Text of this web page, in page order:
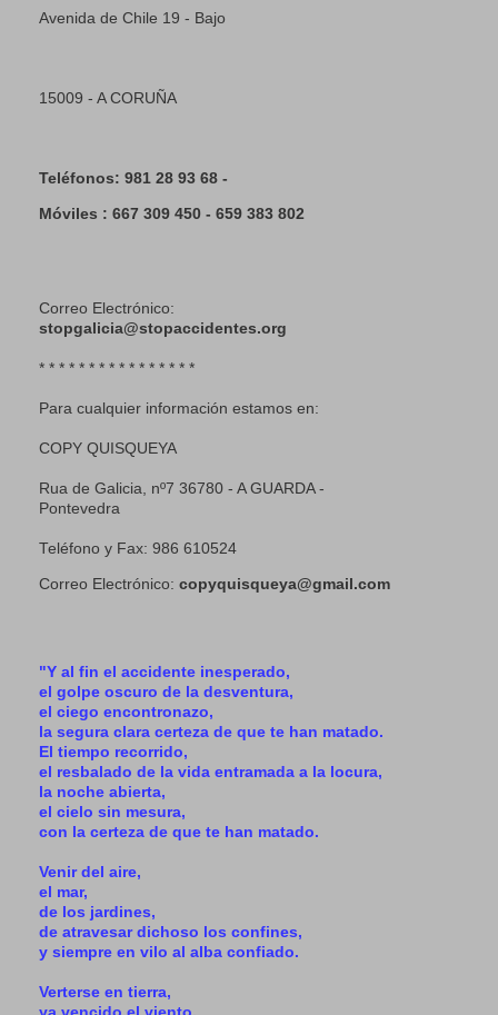
Avenida de Chile 19 - Bajo
15009 - A CORUÑA
Teléfonos: 981 28 93 68 -
Móviles : 667 309 450 - 659 383 802
Correo Electrónico:
stopgalicia@stopaccidentes.org
* * * * * * * * * * * * * * * *
Para cualquier información estamos en:
COPY QUISQUEYA
Rua de Galicia, nº7 36780 - A GUARDA -
Pontevedra
Teléfono y Fax: 986 610524
Correo Electrónico: copyquisqueya@gmail.com
"Y al fin el accidente inesperado,
el golpe oscuro de la desventura,
el ciego encontronazo,
la segura clara certeza de que te han matado.
El tiempo recorrido,
el resbalado de la vida entramada a la locura,
la noche abierta,
el cielo sin mesura,
con la certeza de que te han matado.
Venir del aire,
el mar,
de los jardines,
de atravesar dichoso los confines,
y siempre en vilo al alba confiado.
Verterse en tierra,